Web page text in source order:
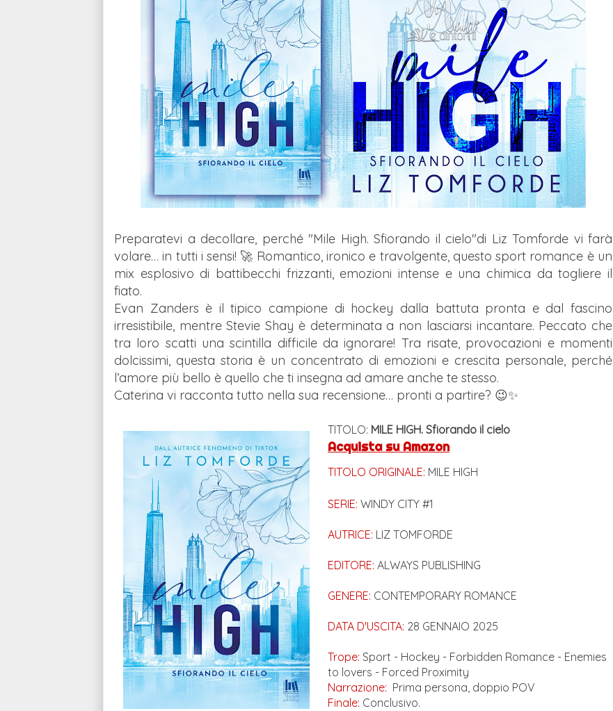
Preparatevi a decollare, perché "Mile High. Sfiorando il cielo"di Liz Tomforde vi farà
volare… in tutti i sensi! 🚀 Romantico, ironico e travolgente, questo sport romance è un
mix esplosivo di battibecchi frizzanti, emozioni intense e una chimica da togliere il
fiato.
Evan Zanders è il tipico campione di hockey dalla battuta pronta e dal fascino
irresistibile, mentre Stevie Shay è determinata a non lasciarsi incantare. Peccato che
tra loro scatti una scintilla difficile da ignorare! Tra risate, provocazioni e momenti
dolcissimi, questa storia è un concentrato di emozioni e crescita personale, perché
l’amore più bello è quello che ti insegna ad amare anche te stesso.
Caterina vi racconta tutto nella sua recensione… pronti a partire? 😉✨
TITOLO: MILE HIGH. Sfiorando il cielo
Acquista su Amazon
TITOLO ORIGINALE: MILE HIGH
SERIE: WINDY CITY #1
AUTRICE: LIZ TOMFORDE
EDITORE: ALWAYS PUBLISHING
GENERE: CONTEMPORARY ROMANCE
DATA D'USCITA: 28 GENNAIO 2025
Trope: Sport - Hockey - Forbidden Romance - Enemies
to lovers - Forced Proximity
Narrazione: Prima persona, doppio POV
Finale: Conclusivo.